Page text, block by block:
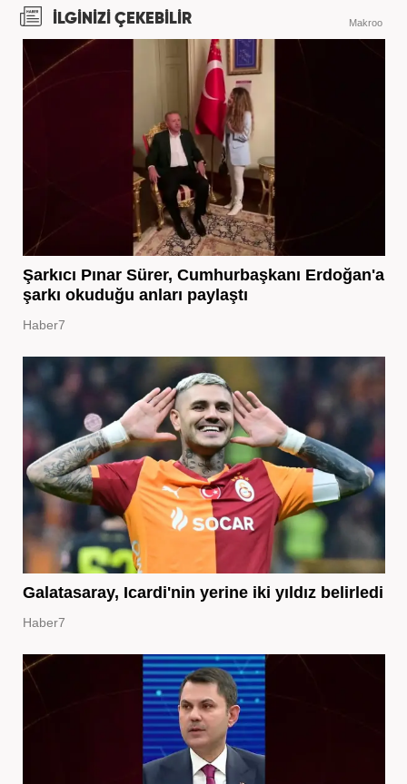
İLGİNİZİ ÇEKEBİLİR Makroo
Şarkıcı Pınar Sürer, Cumhurbaşkanı Erdoğan'a
şarkı okuduğu anları paylaştı
Haber7
Galatasaray, Icardi'nin yerine iki yıldız belirledi
Haber7